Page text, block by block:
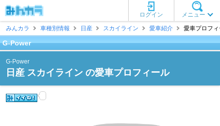
メニュー
ログイン
みんカラ
車種別情報 日産 スカイライン 愛車紹介 愛車プロフ
G-Power
G-Power
日産 スカイライン の愛車プロフィール